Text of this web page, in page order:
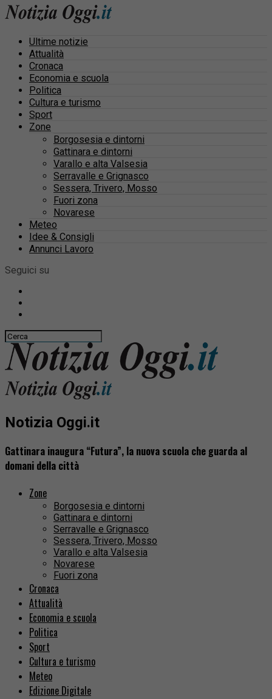
Ultime notizie
Attualità
Cronaca
Economia e scuola
Politica
Cultura e turismo
Sport
Zone
Borgosesia e dintorni
Gattinara e dintorni
Varallo e alta Valsesia
Serravalle e Grignasco
Sessera, Trivero, Mosso
Fuori zona
Novarese
Meteo
Idee & Consigli
Annunci Lavoro
Seguici su
Notizia Oggi.it
Gattinara inaugura “Futura”, la nuova scuola che guarda al
domani della città
Zone
Borgosesia e dintorni
Gattinara e dintorni
Serravalle e Grignasco
Sessera, Trivero, Mosso
Varallo e alta Valsesia
Novarese
Fuori zona
Cronaca
Attualità
Economia e scuola
Politica
Sport
Cultura e turismo
Meteo
Edizione Digitale